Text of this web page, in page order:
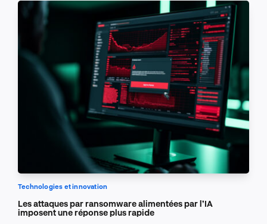
Technologies et innovation
Les attaques par ransomware alimentées par l’IA
imposent une réponse plus rapide